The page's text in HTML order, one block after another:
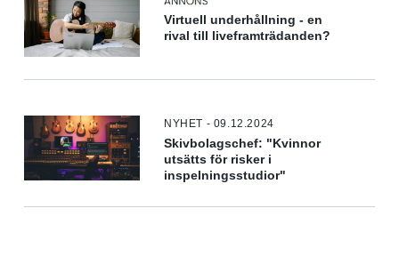
Virtuell underhållning - en
rival till liveframträdanden?
NYHET - 09.12.2024
Skivbolagschef: "Kvinnor
utsätts för risker i
inspelningsstudior"